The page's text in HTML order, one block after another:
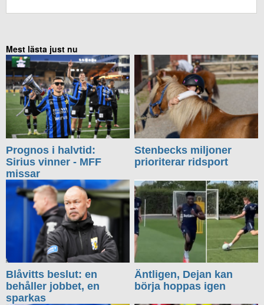
Mest lästa just nu
Prognos i halvtid:
Sirius vinner - MFF
missar
Stenbecks miljoner
prioriterar ridsport
Blåvitts beslut: en
behåller jobbet, en
sparkas
Äntligen, Dejan kan
börja hoppas igen